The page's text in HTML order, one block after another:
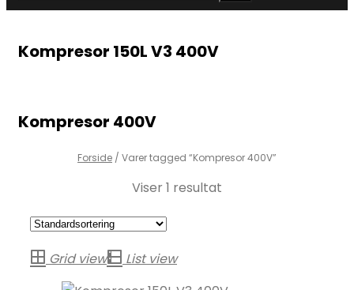
efter:
Kompresor 150L V3 400V
Kompresor 400V
Forside / Varer tagged “Kompresor 400V”
Viser 1 resultat
Grid view List view